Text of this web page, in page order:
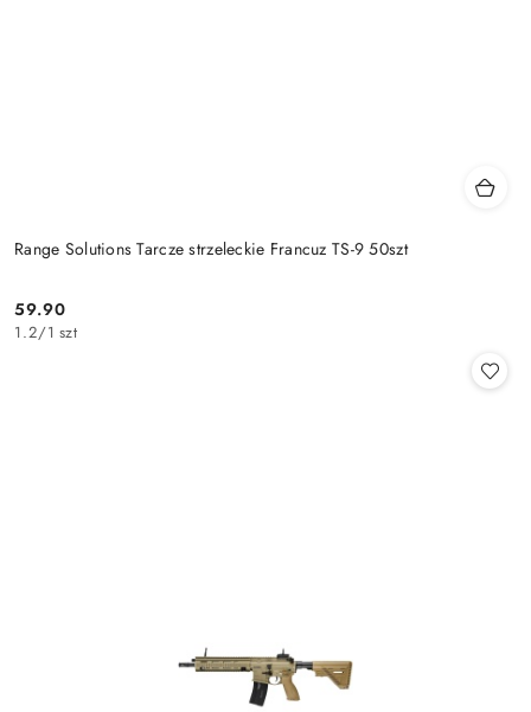
Range Solutions Tarcze strzeleckie Francuz TS-9 50szt
Cena:
59.90
1.2/1 szt